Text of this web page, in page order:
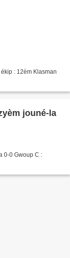
: 12èm Klasman
jouné-la
0-0 Gwoup C :